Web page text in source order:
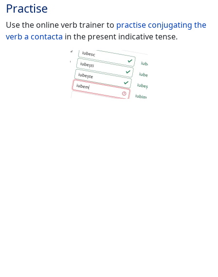
Practise
Use the online verb trainer to practise conjugating the
verb a contacta in the present indicative tense.